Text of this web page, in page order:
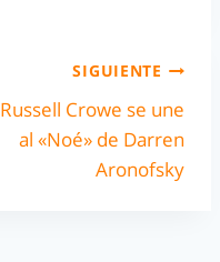
SIGUIENTE
Russell Crowe se une
al «Noé» de Darren
Aronofsky